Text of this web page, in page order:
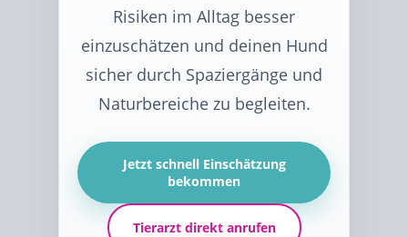
Risiken im Alltag besser
einzuschätzen und deinen Hund
sicher durch Spaziergänge und
Naturbereiche zu begleiten.
Jetzt schnell Einschätzung
bekommen
Tierarzt direkt anrufen